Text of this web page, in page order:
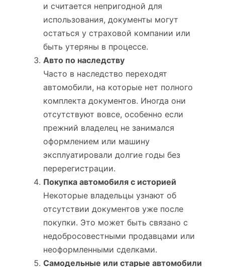
и считается непригодной для
использования, документы могут
остаться у страховой компании или
быть утеряны в процессе.
Авто по наследству
Часто в наследство переходят
автомобили, на которые нет полного
комплекта документов. Иногда они
отсутствуют вовсе, особенно если
прежний владелец не занимался
оформлением или машину
эксплуатировали долгие годы без
перерегистрации.
Покупка автомобиля с историей
Некоторые владельцы узнают об
отсутствии документов уже после
покупки. Это может быть связано с
недобросовестными продавцами или
неоформленными сделками.
Самодельные или старые автомобили